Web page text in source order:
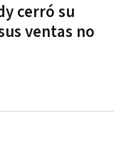
cerró su
ventas no